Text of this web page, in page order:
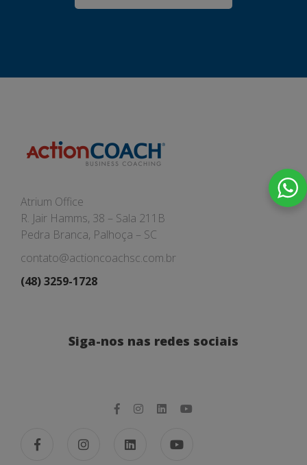
Atrium Office
R. Jair Hamms, 38 – Sala 211B
Pedra Branca, Palhoça – SC
contato@actioncoachsc.com.br
(48) 3259-1728
Siga-nos nas redes sociais